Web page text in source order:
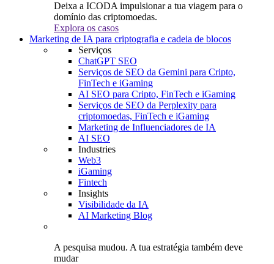
Deixa a ICODA impulsionar a tua viagem para o
domínio das criptomoedas.
Explora os casos
Marketing de IA para criptografia e cadeia de blocos
Serviços
ChatGPT SEO
Serviços de SEO da Gemini para Cripto,
FinTech e iGaming
AI SEO para Cripto, FinTech e iGaming
Serviços de SEO da Perplexity para
criptomoedas, FinTech e iGaming
Marketing de Influenciadores de IA
AI SEO
Industries
Web3
iGaming
Fintech
Insights
Visibilidade da IA
AI Marketing Blog
A pesquisa mudou. A tua estratégia também deve
mudar